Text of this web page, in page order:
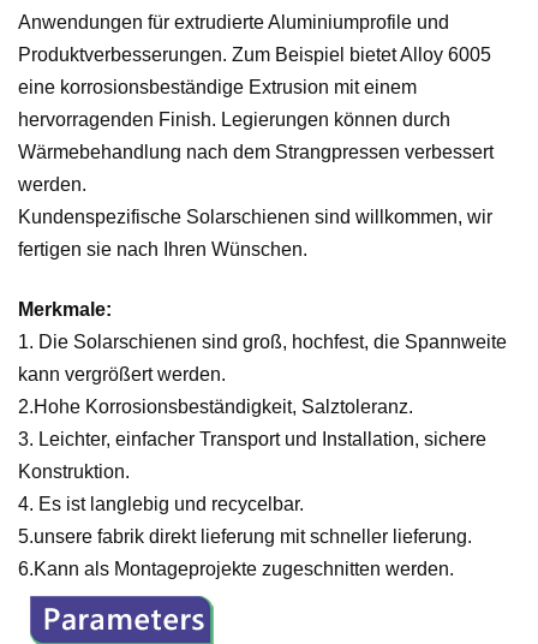
Anwendungen für extrudierte Aluminiumprofile und
Produktverbesserungen. Zum Beispiel bietet Alloy 6005
eine korrosionsbeständige Extrusion mit einem
hervorragenden Finish. Legierungen können durch
Wärmebehandlung nach dem Strangpressen verbessert
werden.
Kundenspezifische Solarschienen sind willkommen, wir
fertigen sie nach Ihren Wünschen.
Merkmale:
1. Die Solarschienen sind groß, hochfest, die Spannweite
kann vergrößert werden.
2.Hohe Korrosionsbeständigkeit, Salztoleranz.
3. Leichter, einfacher Transport und Installation, sichere
Konstruktion.
4. Es ist langlebig und recycelbar.
5.unsere fabrik direkt lieferung mit schneller lieferung.
6.Kann als Montageprojekte zugeschnitten werden.